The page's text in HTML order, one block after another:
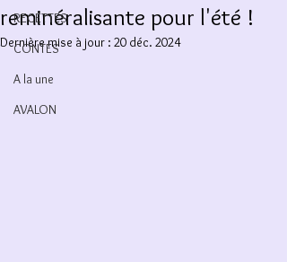
RECETTES
CONTES
A la une
AVALON
reminéralisante pour l'été !
Dernière mise à jour : 20 déc. 2024